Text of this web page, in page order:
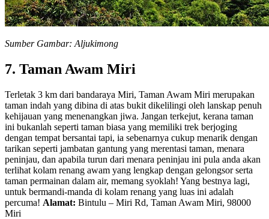
Sumber Gambar: Aljukimong
7. Taman Awam Miri
Terletak 3 km dari bandaraya Miri, Taman Awam Miri merupakan
taman indah yang dibina di atas bukit dikelilingi oleh lanskap penuh
kehijauan yang menenangkan jiwa. Jangan terkejut, kerana taman
ini bukanlah seperti taman biasa yang memiliki trek berjoging
dengan tempat bersantai tapi, ia sebenarnya cukup menarik dengan
tarikan seperti jambatan gantung yang merentasi taman, menara
peninjau, dan apabila turun dari menara peninjau ini pula anda akan
terlihat kolam renang awam yang lengkap dengan gelongsor serta
taman permainan dalam air, memang syoklah! Yang bestnya lagi,
untuk bermandi-manda di kolam renang yang luas ini adalah
percuma! Alamat: Bintulu – Miri Rd, Taman Awam Miri, 98000
Miri